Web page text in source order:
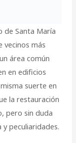
de Santa María
vecinos más
área común
en edificios
suerte en
la restauración
pero sin duda
peculiaridades.